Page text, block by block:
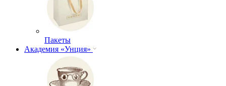
Пакеты
Академия «Унция»